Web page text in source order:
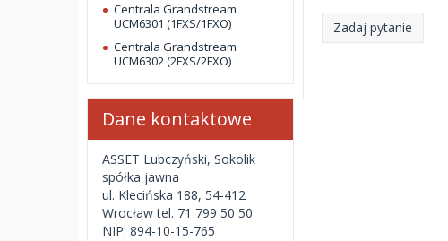
Zadaj pytanie
Centrala Grandstream
UCM6301 (1FXS/1FXO)
Centrala Grandstream
UCM6302 (2FXS/2FXO)
Dane kontaktowe
ASSET Lubczyński, Sokolik
spółka jawna
ul. Klecińska 188, 54-412
Wrocław tel. 71 799 50 50
NIP: 894-10-15-765